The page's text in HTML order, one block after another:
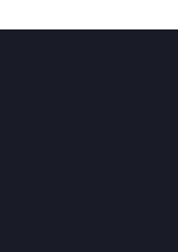
性